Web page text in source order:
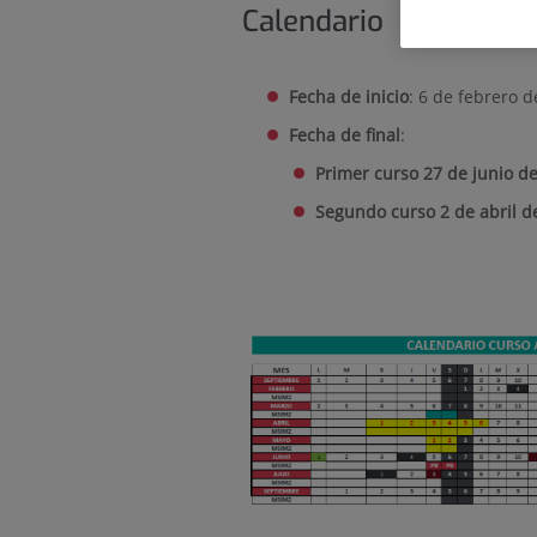
Calendario
Fecha de inicio: 6 de febrero
Fecha de final:
Primer curso 27 de junio
Segundo curso 2 de abril